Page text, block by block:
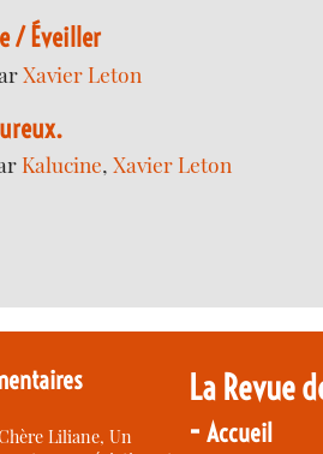
/ Éveiller
Xavier Leton
Kalucine,Xavier Leton
Liliane, Un
La Revue
-Accueil